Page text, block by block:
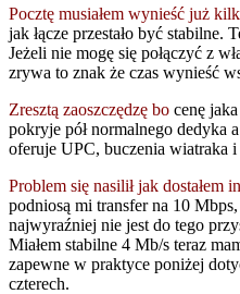
Pocztę musiałem wynieść już
jak łącze przestało być stabilne.
Jeżeli nie mogę się połączyć z
zrywa to znak że czas wynieść
Zresztą zaoszczędzę bo cenę
pokryje pół normalnego dedyka
oferuje UPC, buczenia wiatraka i
Problem się nasilił jak dostałem
podniosą mi transfer na 10
najwyraźniej nie jest do tego
Miałem stabilne 4 Mb/s teraz
zapewne w praktyce poniżej
czterech.